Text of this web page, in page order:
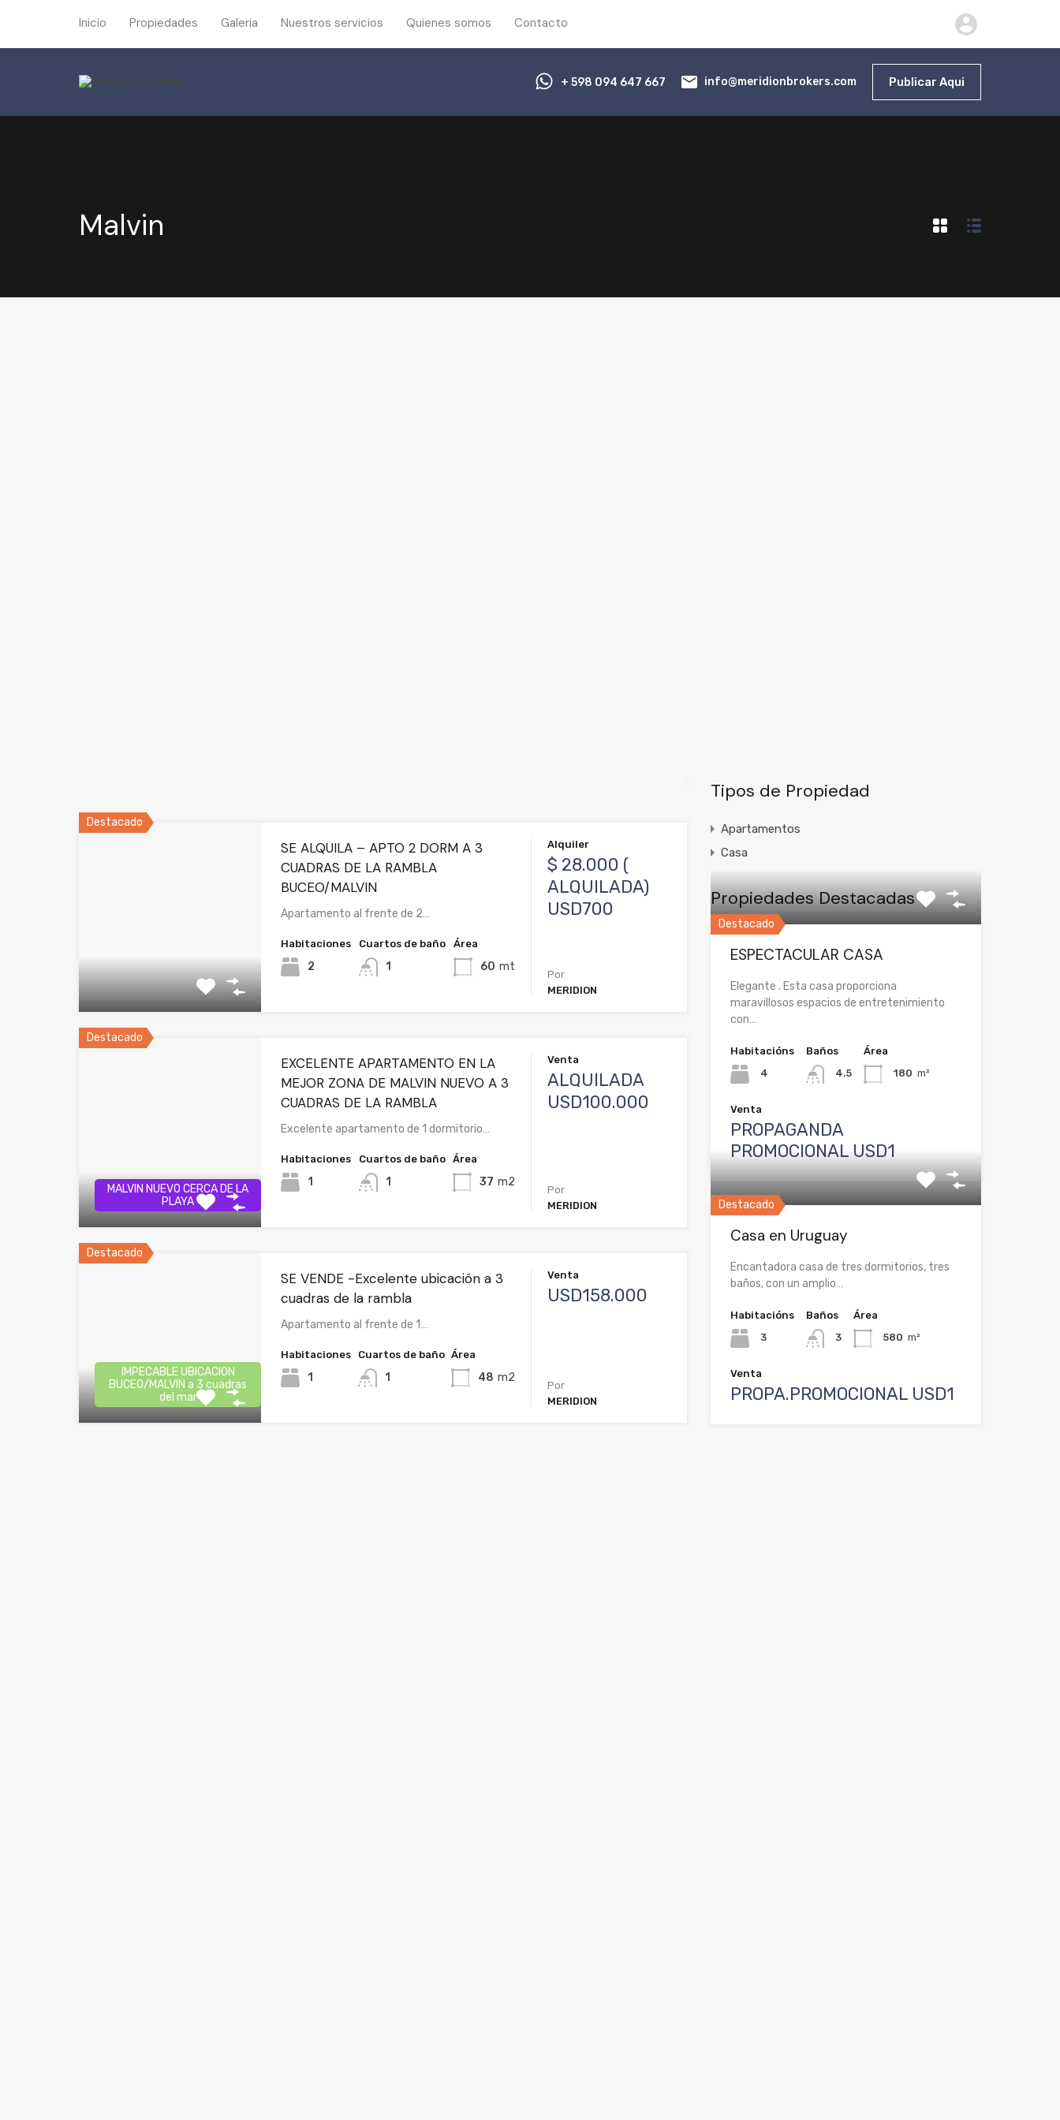
Inicio Propiedades Galeria Nuestros servicios Quienes somos Contacto
+ 598 094 647 667 info@meridionbrokers.com Publicar Aqui
Malvin
Destacado
SE ALQUILA – APTO 2 DORM A 3
CUADRAS DE LA RAMBLA
BUCEO/MALVIN
Apartamento al frente de 2…
Habitaciones
2
Cuartos de baño
1
Área
60 mt
Alquiler
$ 28.000 (
ALQUILADA)
USD700
Por
MERIDION
Destacado
MALVIN NUEVO CERCA DE LA
PLAYA
EXCELENTE APARTAMENTO EN LA
MEJOR ZONA DE MALVIN NUEVO A 3
CUADRAS DE LA RAMBLA
Excelente apartamento de 1 dormitorio…
Habitaciones
1
Cuartos de baño
1
Área
37 m2
Venta
ALQUILADA
USD100.000
Por
MERIDION
Destacado
IMPECABLE UBICACION
BUCEO/MALVIN a 3 cuadras
del mar
SE VENDE -Excelente ubicación a 3
cuadras de la rambla
Apartamento al frente de 1…
Habitaciones
1
Cuartos de baño
1
Área
48 m2
Venta
USD158.000
Por
MERIDION
Tipos de Propiedad
Apartamentos
Casa
Propiedades Destacadas
Destacado
ESPECTACULAR CASA
Elegante . Esta casa proporciona
maravillosos espacios de entretenimiento
con…
Habitacións
4
Baños
4.5
Área
180 m²
Venta
PROPAGANDA
PROMOCIONAL USD1
Destacado
Casa en Uruguay
Encantadora casa de tres dormitorios, tres
baños, con un amplio…
Habitacións
3
Baños
3
Área
580 m²
Venta
PROPA.PROMOCIONAL USD1